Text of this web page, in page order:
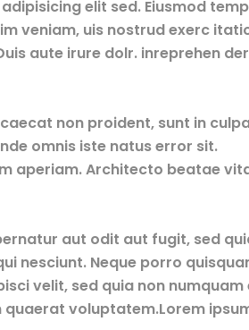
elit sed. Eiusmod
veniam, uis nostrud exerc
aute irure dolr. inreprehen
non proident, sunt in
omnis iste natus error sit.
aperiam. Architecto beatae
aut odit aut fugit, sed
nesciunt. Neque porro
velit, sed quia non numquam
voluptatem.Lorem